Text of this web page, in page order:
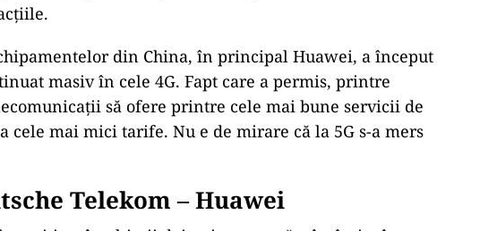
din China, în principal Huawei, a început
masiv în cele 4G. Fapt care a permis, printre
să ofere printre cele mai bune servicii de
cele mai mici tarife. Nu e de mirare că la 5G s-a mers
Telekom – Huawei